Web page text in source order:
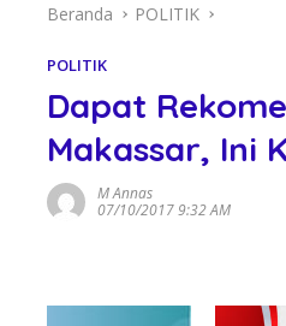
Beranda POLITIK
POLITIK
Dapat
Makassar, Ini
M Annas
07/10/2017 9:32 AM